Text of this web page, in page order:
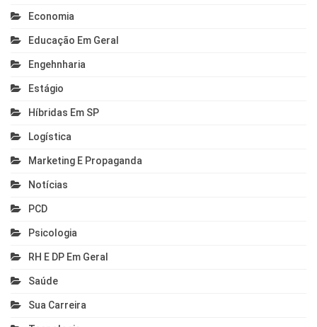
Economia
Educação Em Geral
Engehnharia
Estágio
Híbridas Em SP
Logística
Marketing E Propaganda
Notícias
PCD
Psicologia
RH E DP Em Geral
Saúde
Sua Carreira